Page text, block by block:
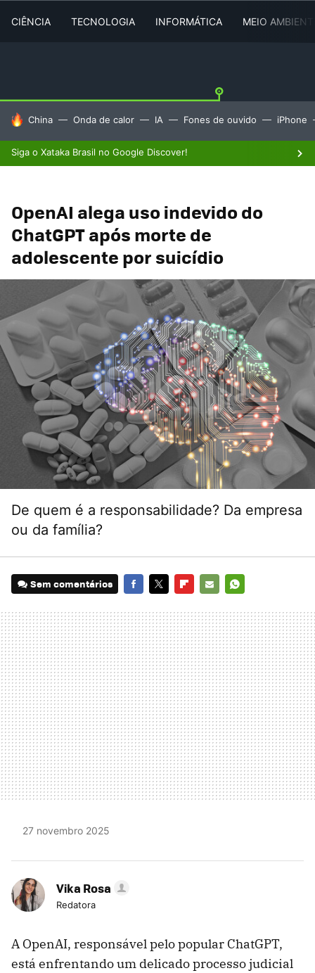
CIÊNCIA TECNOLOGIA INFORMÁTICA MEIO
TENDÊNCIAS DO DIA
China Onda de calor IA Fones de ouvido iPhone
Siga o Xataka Brasil no Google Discover!
OpenAI alega uso indevido do
ChatGPT após morte de
adolescente por suicídio
De quem é a responsabilidade? Da empresa
ou da família?
Sem comentários
MAIL
27 novembro 2025
Vika Rosa
Redatora
A OpenAI, responsável pelo popular ChatGPT,
está enfrentando um delicado processo judicial